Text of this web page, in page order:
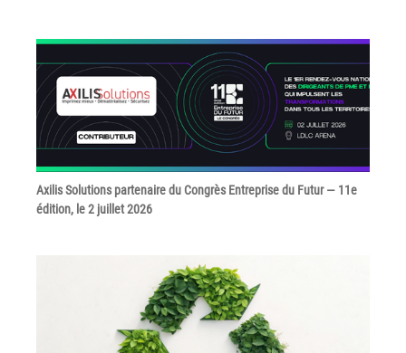
Axilis Solutions partenaire du Congrès Entreprise du Futur — 11e
édition, le 2 juillet 2026